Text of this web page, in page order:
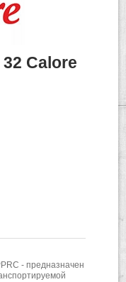
Calore
- предназначен